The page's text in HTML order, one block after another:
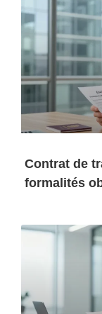
Contrat de
formalités